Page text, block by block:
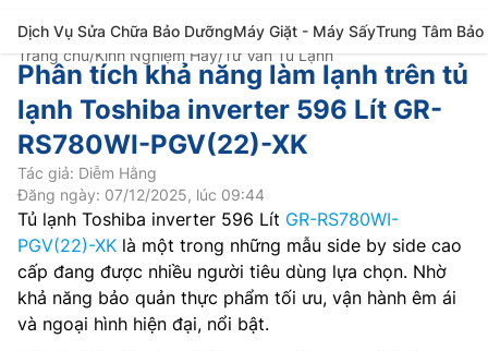
Dịch Vụ Sửa Chữa Bảo DưỡngMáy Giặt - Máy SấyTrung Tâm Bảo
Trang chủ/Kinh Nghiệm Hay/Tư Vấn Tủ Lạnh
Phân tích khả năng làm lạnh trên tủ
lạnh Toshiba inverter 596 Lít GR-
RS780WI-PGV(22)-XK
Tác giả: Diễm Hằng
Đăng ngày: 07/12/2025, lúc 09:44
Tủ lạnh Toshiba inverter 596 Lít GR-RS780WI-
PGV(22)-XK là một trong những mẫu side by side cao
cấp đang được nhiều người tiêu dùng lựa chọn. Nhờ
khả năng bảo quản thực phẩm tối ưu, vận hành êm ái
và ngoại hình hiện đại, nổi bật.